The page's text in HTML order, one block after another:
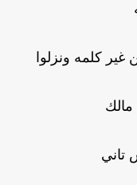
كلمه ونزلوا